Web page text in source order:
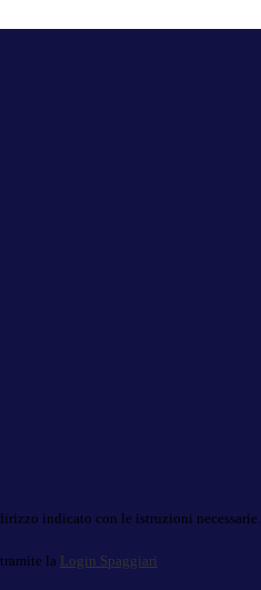
indicato con le istruzioni necessarie.
la Login Spaggiari